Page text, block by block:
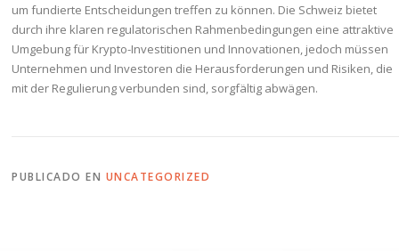
um fundierte Entscheidungen treffen zu können. Die Schweiz bietet
durch ihre klaren regulatorischen Rahmenbedingungen eine attraktive
Umgebung für Krypto-Investitionen und Innovationen, jedoch müssen
Unternehmen und Investoren die Herausforderungen und Risiken, die
mit der Regulierung verbunden sind, sorgfältig abwägen.
PUBLICADO EN UNCATEGORIZED